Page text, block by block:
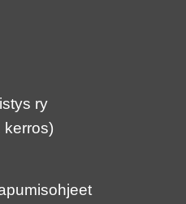
ry
kerros)